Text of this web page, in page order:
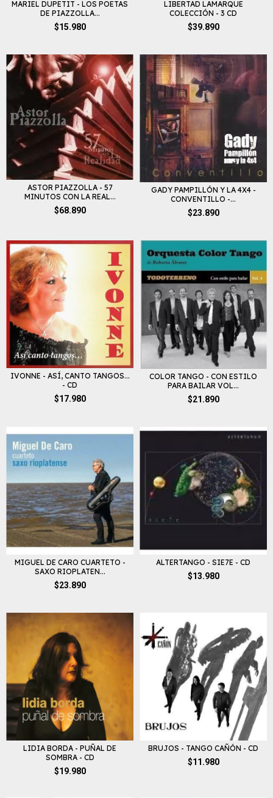
MARIEL DUPETIT - LOS POETAS
DE PIAZZOLLA...
$15.980
LIBERTAD LAMARQUE
COLECCIÓN - 3 CD
$39.890
ASTOR PIAZZOLLA - 57
MINUTOS CON LA REAL...
$68.890
GADY PAMPILLÓN Y LA 4X4 -
CONVENTILLO -...
$23.890
IVONNE - ASÍ, CANTO TANGOS...
- CD
$17.980
COLOR TANGO - CON ESTILO
PARA BAILAR VOL...
$21.890
MIGUEL DE CARO CUARTETO -
SAXO RIOPLATEN...
$23.890
ALTERTANGO - SIE7E - CD
$13.980
LIDIA BORDA - PUÑAL DE
SOMBRA - CD
$19.980
BRUJOS - TANGO CAÑÓN - CD
$11.980